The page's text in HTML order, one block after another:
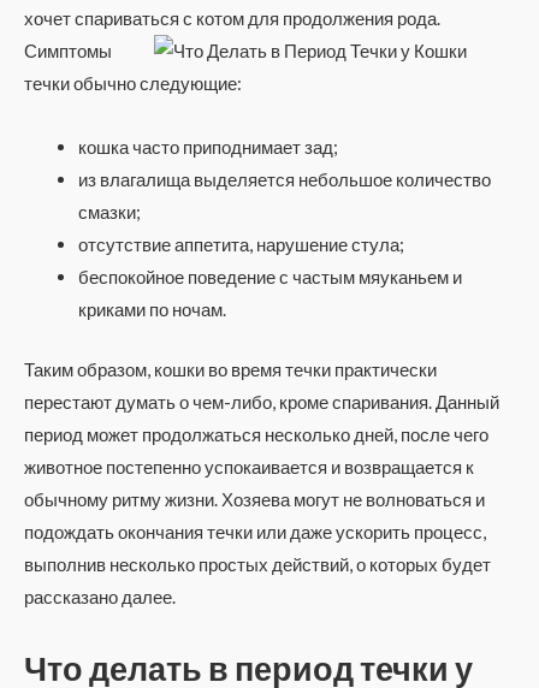
хочет спариваться с котом для продолжения рода.
Симптомы
течки обычно следующие:
кошка часто приподнимает зад;
из влагалища выделяется небольшое количество
смазки;
отсутствие аппетита, нарушение стула;
беспокойное поведение с частым мяуканьем и
криками по ночам.
Таким образом, кошки во время течки практически
перестают думать о чем-либо, кроме спаривания. Данный
период может продолжаться несколько дней, после чего
животное постепенно успокаивается и возвращается к
обычному ритму жизни. Хозяева могут не волноваться и
подождать окончания течки или даже ускорить процесс,
выполнив несколько простых действий, о которых будет
рассказано далее.
Что делать в период течки у